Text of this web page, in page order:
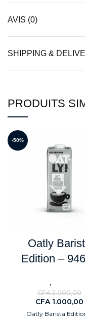
AVIS (0)
SHIPPING &
PRODUITS
-50%
Oatly
Edition –
,
CFA2.000,00
CFA1.000,00
Oatly Barista